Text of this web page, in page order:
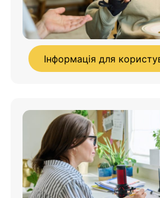
Інформація для